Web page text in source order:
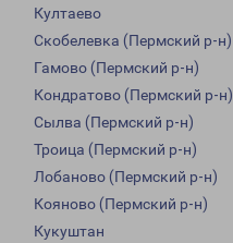
Култаево
Скобелевка (Пермский р-н)
Гамово (Пермский р-н)
Кондратово (Пермский р-н)
Сылва (Пермский р-н)
Троица (Пермский р-н)
Лобаново (Пермский р-н)
Кояново (Пермский р-н)
Кукуштан